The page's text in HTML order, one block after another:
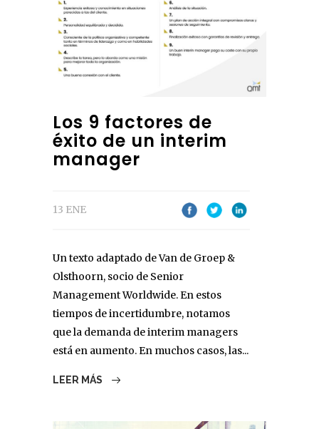
Los 9 factores de
éxito de un interim
manager
13 ENE
Un texto adaptado de Van de Groep &
Olsthoorn, socio de Senior
Management Worldwide. En estos
tiempos de incertidumbre, notamos
que la demanda de interim managers
está en aumento. En muchos casos, las...
LEER MÁS